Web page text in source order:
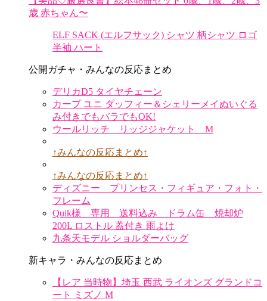
歳 赤ちゃん〜
ELF SACK (エルフサック) シャツ 柄シャツ ロゴ
半袖 ハート
公開ガチャ・みんなの反応まとめ
デリカD5 タイヤチェーン
カープ ユニ ダッフィー＆シェリーメイぬいぐる
み付きでもバラでもOK!
ウールリッチ リッジジャケット M
↑みんなの反応まとめ↑
↑みんなの反応まとめ↑
ディズニー プリンセス・フィギュア・フォト・
フレーム
Quik様 専用 送料込み ドラム缶 焼却炉
200L ロストル 蓋付き 雨よけ
九条天モデル ショルダーバッグ
新キャラ・みんなの反応まとめ
【レア 当時物】埼玉 西武 ライオンズ グランドコ
ート ミズノ M